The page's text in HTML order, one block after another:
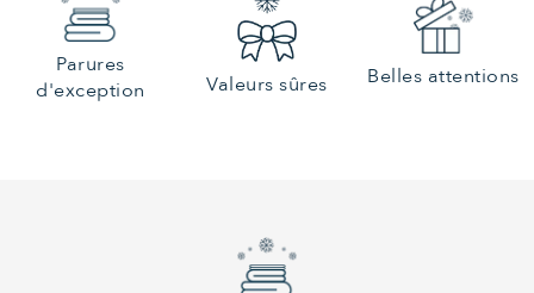
Parures
d'exception
Valeurs sûres Belles attentions